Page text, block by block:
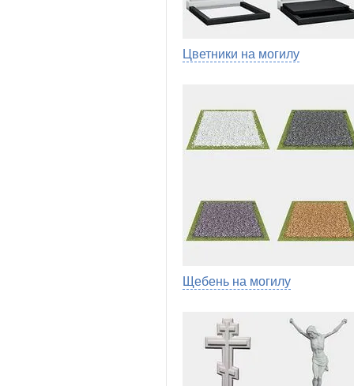
Цветники на могилу
Щебень на могилу